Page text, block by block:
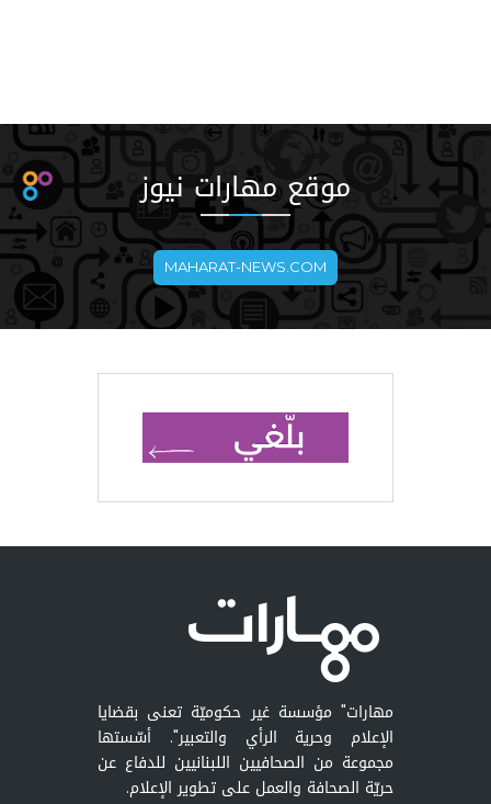
موقع مهارات نيوز
MAHARAT-NEWS.COM
مهارات" مؤسسة غير حكوميّة تعنى بقضايا
الإعلام وحرية الرأي والتعبير". أسّستها
مجموعة من الصحافيين اللبنانيين للدفاع عن
حريّة الصحافة والعمل على تطوير الإعلام.